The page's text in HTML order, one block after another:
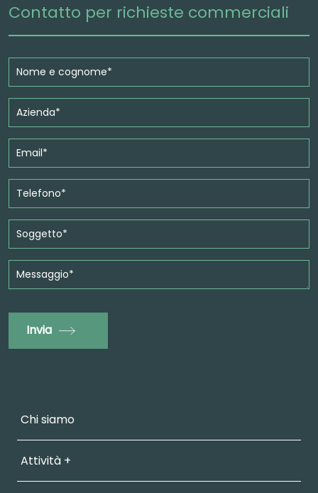
Contatto per richieste commerciali
Invia
Chi siamo
Attività +